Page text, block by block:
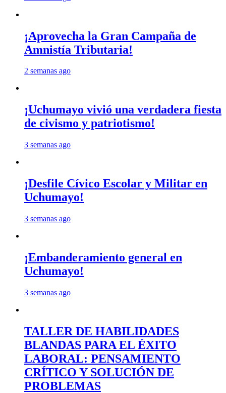
¡Aprovecha la Gran Campaña de
Amnistía Tributaria!
2 semanas ago
¡Uchumayo vivió una verdadera fiesta
de civismo y patriotismo!
3 semanas ago
¡Desfile Cívico Escolar y Militar en
Uchumayo!
3 semanas ago
¡Embanderamiento general en
Uchumayo!
3 semanas ago
TALLER DE HABILIDADES
BLANDAS PARA EL ÉXITO
LABORAL: PENSAMIENTO
CRÍTICO Y SOLUCIÓN DE
PROBLEMAS